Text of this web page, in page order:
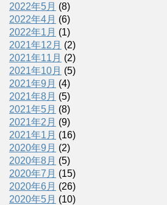
2022年5月 (8)
2022年4月 (6)
2022年1月 (1)
2021年12月 (2)
2021年11月 (2)
2021年10月 (5)
2021年9月 (4)
2021年8月 (5)
2021年5月 (8)
2021年2月 (9)
2021年1月 (16)
2020年9月 (2)
2020年8月 (5)
2020年7月 (15)
2020年6月 (26)
2020年5月 (10)